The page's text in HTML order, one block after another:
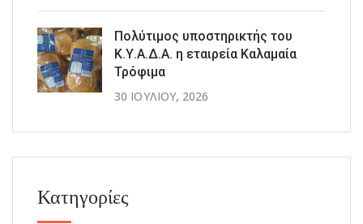
Πολύτιμος υποστηρικτής του
Κ.Υ.Α.Δ.Α. η εταιρεία Καλαμαία
Τρόφιμα
30 ΙΟΥΛΊΟΥ, 2026
Κατηγορίες